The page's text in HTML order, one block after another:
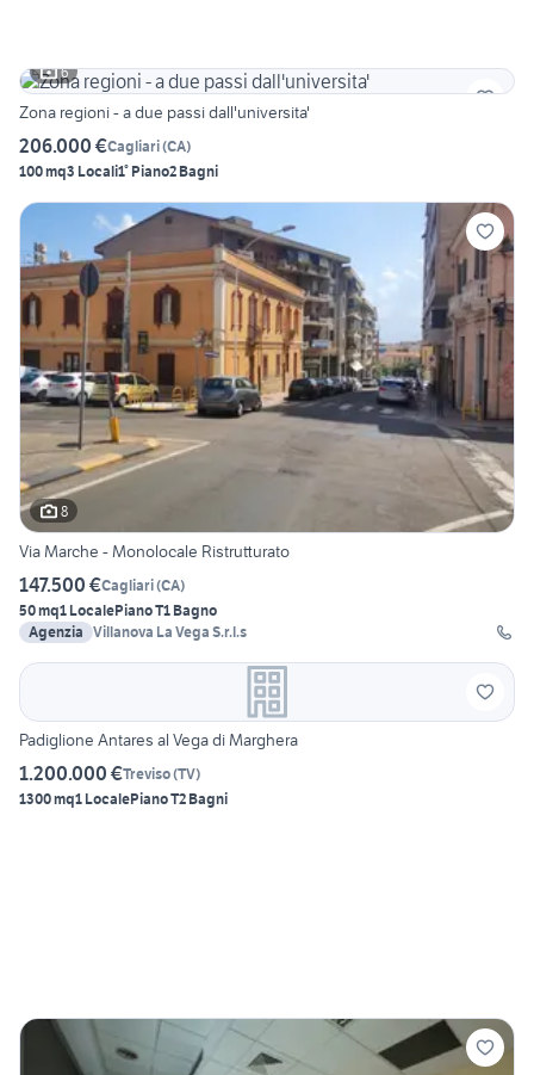
6
Zona regioni - a due passi dall'universita'
206.000 €Cagliari(CA)
100 mq3 Locali1° Piano2 Bagni
8
Via Marche - Monolocale Ristrutturato
147.500 €Cagliari(CA)
50 mq1 LocalePiano T1 Bagno
Agenzia Villanova La Vega S.r.l.s
Padiglione Antares al Vega di Marghera
1.200.000 €Treviso(TV)
1300 mq1 LocalePiano T2 Bagni